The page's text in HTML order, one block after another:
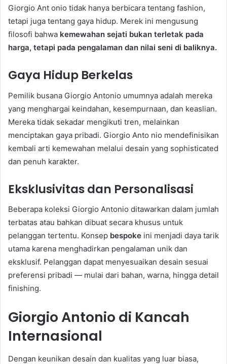
Giorgio Ant onio tidak hanya berbicara tentang fashion,
tetapi juga tentang gaya hidup. Merek ini mengusung
filosofi bahwa kemewahan sejati bukan terletak pada
harga, tetapi pada pengalaman dan nilai seni di baliknya.
Gaya Hidup Berkelas
Pemilik busana Giorgio Antonio umumnya adalah mereka
yang menghargai keindahan, kesempurnaan, dan keaslian.
Mereka tidak sekadar mengikuti tren, melainkan
menciptakan gaya pribadi. Giorgio Anto nio mendefinisikan
kembali arti kemewahan melalui desain yang sophisticated
dan penuh karakter.
Eksklusivitas dan Personalisasi
Beberapa koleksi Giorgio Antonio ditawarkan dalam jumlah
terbatas atau bahkan dibuat secara khusus untuk
pelanggan tertentu. Konsep bespoke ini menjadi daya tarik
utama karena menghadirkan pengalaman unik dan
eksklusif. Pelanggan dapat menyesuaikan desain sesuai
preferensi pribadi — mulai dari bahan, warna, hingga detail
finishing.
Giorgio Antonio di Kancah
Internasional
Dengan keunikan desain dan kualitas yang luar biasa,